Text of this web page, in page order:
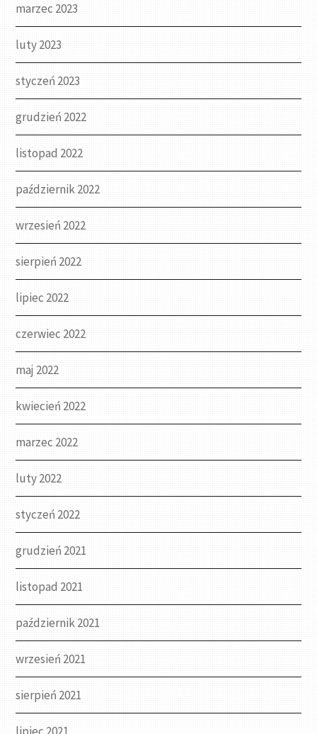
marzec 2023
luty 2023
styczeń 2023
grudzień 2022
listopad 2022
październik 2022
wrzesień 2022
sierpień 2022
lipiec 2022
czerwiec 2022
maj 2022
kwiecień 2022
marzec 2022
luty 2022
styczeń 2022
grudzień 2021
listopad 2021
październik 2021
wrzesień 2021
sierpień 2021